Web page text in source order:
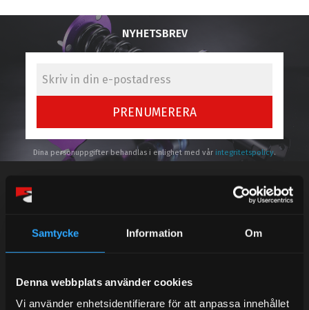
Samtycke Information Om
Denna webbplats använder cookies
Vi använder enhetsidentifierare för att anpassa innehållet
NYHETSBREV
PRENUMERERA
Dina personuppgifter behandlas i enlighet med vår integritetspolicy.
Kundtjänst telefon:
Under V.27 - V.33 nås vi enbart på mejl. Ordrar skickas
under sommaren men med viss fördröjning. 2/7 -9/7 är